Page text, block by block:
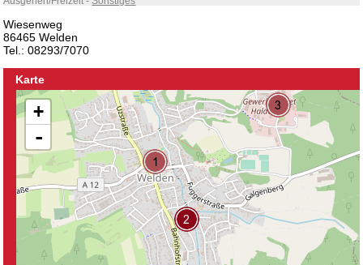
Wiesenweg
86465 Welden
Tel.: 08293/7070
Karte
+
-